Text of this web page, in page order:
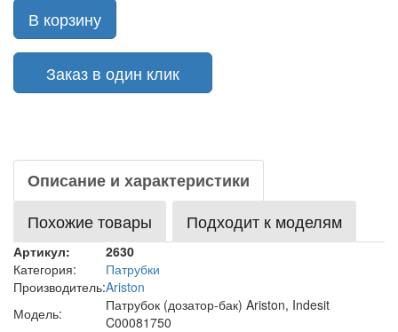
В корзину
Заказ в один клик
Описание и характеристики
Похожие товары
Подходит к моделям
Артикул:
2630
Категория:
Патрубки
Производитель:Ariston
Модель:
Патрубок (дозатор-бак) Ariston, Indesit
C00081750